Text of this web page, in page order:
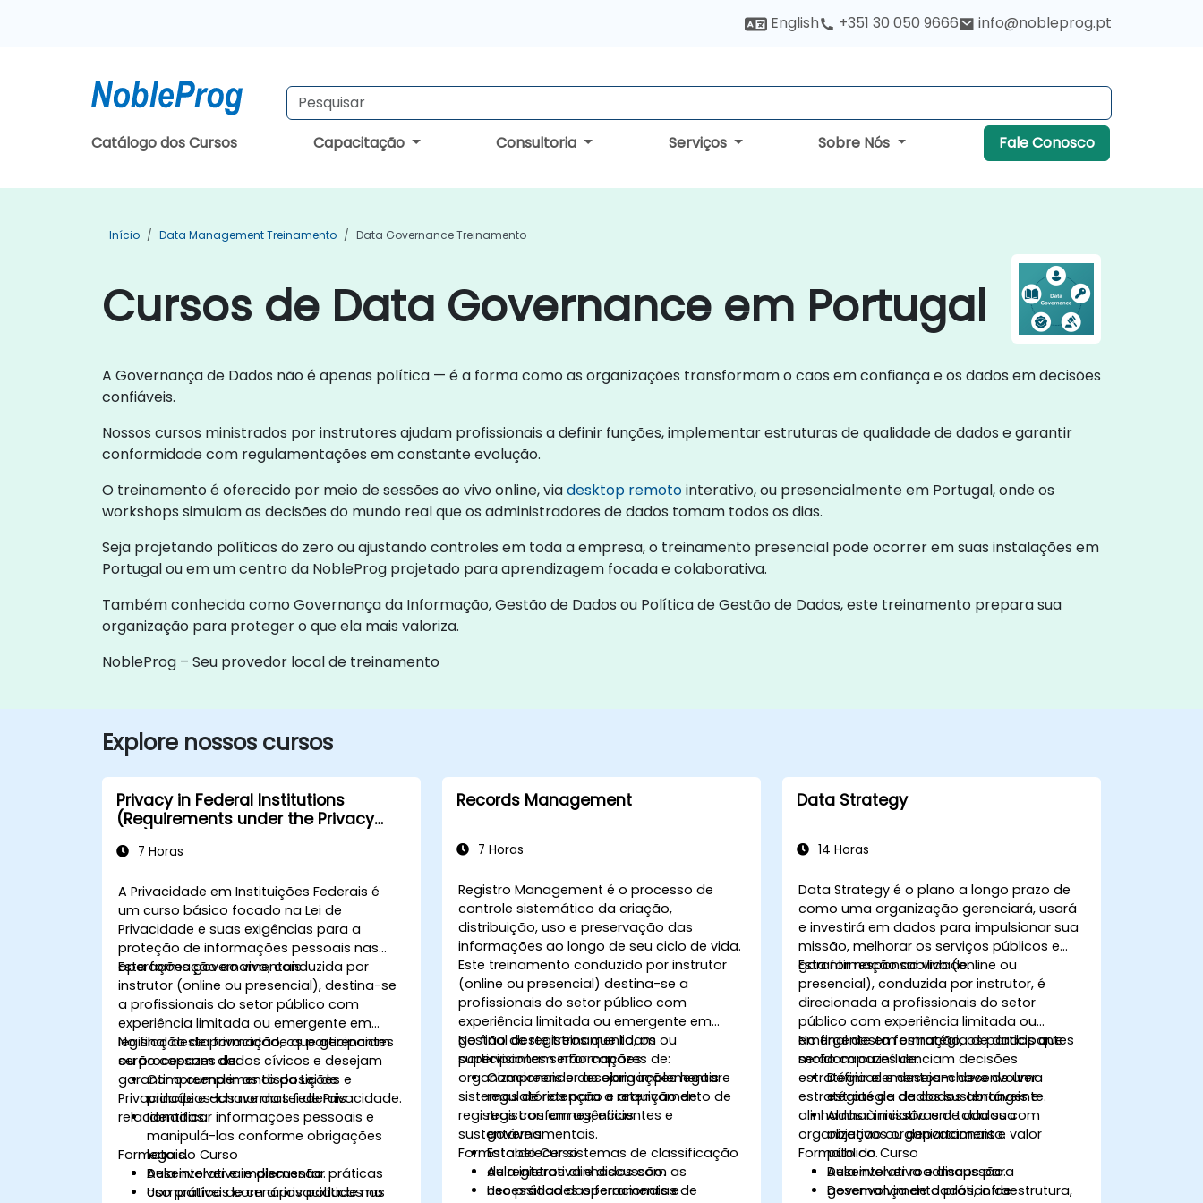
English +351 30 050 9666 info@nobleprog.pt
Catálogo dos Cursos Capacitação Consultoria Serviços Sobre Nós Fale Conosco
Início Data Management Treinamento Data Governance Treinamento
Cursos de Data Governance em Portugal
A Governança de Dados não é apenas política — é a forma como as organizações transformam o caos em confiança e os dados em decisões
confiáveis.
Nossos cursos ministrados por instrutores ajudam profissionais a definir funções, implementar estruturas de qualidade de dados e garantir
conformidade com regulamentações em constante evolução.
O treinamento é oferecido por meio de sessões ao vivo online, viadesktop remotointerativo, ou presencialmente em Portugal, onde os
workshops simulam as decisões do mundo real que os administradores de dados tomam todos os dias.
Seja projetando políticas do zero ou ajustando controles em toda a empresa, o treinamento presencial pode ocorrer em suas instalações em
Portugal ou em um centro da NobleProg projetado para aprendizagem focada e colaborativa.
Também conhecida como Governança da Informação, Gestão de Dados ou Política de Gestão de Dados, este treinamento prepara sua
organização para proteger o que ela mais valoriza.
NobleProg – Seu provedor local de treinamento
Explore nossos cursos
Privacy in Federal Institutions
(Requirements under the Privacy
7 Horas
A Privacidade em Instituições Federais é
um curso básico focado na Lei de
Privacidade e suas exigências para a
proteção de informações pessoais nas
operações governamentais.
Esta formação ao vivo, conduzida por
instrutor (online ou presencial), destina-se
a profissionais do setor público com
experiência limitada ou emergente em
legislação de privacidade que gerenciam
ou processam dados cívicos e desejam
garantir o cumprimento da Lei de
Privacidade e das normas federais
relacionadas.
No final desta formação, os participantes
serão capazes de:
Compreender as disposições e
princípios-chave da Lei de Privacidade.
Identificar informações pessoais e
manipulá-las conforme obrigações
legais.
Desenvolver e implementar práticas
compatíveis com a privacidade nas
Formato do Curso
Aula interativa e discussão.
Uso prático de cenários políticos no
Records Management
7 Horas
Registro Management é o processo de
controle sistemático da criação,
distribuição, uso e preservação das
informações ao longo de seu ciclo de vida.
Este treinamento conduzido por instrutor
(online ou presencial) destina-se a
profissionais do setor público com
experiência limitada ou emergente em
gestão de registros que lidam ou
supervisionam informações
organizacionais e desejam implementar
sistemas de retenção e arquivamento de
registros conformes, eficientes e
sustentáveis.
No final deste treinamento, os
participantes serão capazes de:
Compreender as obrigações legais e
regulatórias para a retenção de
registros em agências
governamentais.
Estabelecer sistemas de classificação
de registros alinhados com as
necessidades operacionais e
Formato do Curso
Aula interativa e discussão.
Uso prático das ferramentas de
Data Strategy
14 Horas
Data Strategy é o plano a longo prazo de
como uma organização gerenciará, usará
e investirá em dados para impulsionar sua
missão, melhorar os serviços públicos e
garantir responsabilidade.
Esta formação ao vivo (online ou
presencial), conduzida por instrutor, é
direcionada a profissionais do setor
público com experiência limitada ou
emergente em estratégia de dados que
moldam ou influenciam decisões
estratégicas e desejam desenvolver
estratégias de dados sustentáveis e
alinhadas à missão em toda sua
organização ou departamento.
No final desta formação, os participantes
serão capazes de:
Definir elementos-chave de uma
estratégia de dados abrangente.
Alinhar iniciativas de dados com
objetivos organizacionais e valor
público.
Desenvolver roadmaps para
governança de dados, infraestrutura,
Formato do Curso
Aula interativa e discussão.
Desenvolvimento prático de